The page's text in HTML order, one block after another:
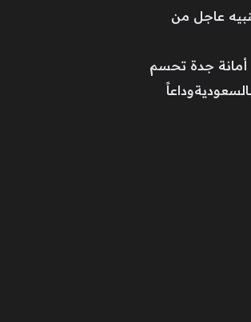
عاجل من
الهدد.. أمانة جدة تحسم